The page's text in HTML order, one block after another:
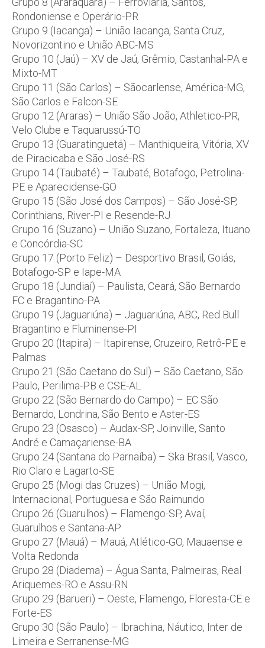
Rondoniense e Operário-PR
Grupo 9 (Iacanga) – União Iacanga, Santa Cruz,
Novorizontino e União ABC-MS
Grupo 10 (Jaú) – XV de Jaú, Grêmio, Castanhal-PA e
Mixto-MT
Grupo 11 (São Carlos) – Sãocarlense, América-MG,
São Carlos e Falcon-SE
Grupo 12 (Araras) – União São João, Athletico-PR,
Velo Clube e Taquarussú-TO
Grupo 13 (Guaratinguetá) – Manthiqueira, Vitória, XV
de Piracicaba e São José-RS
Grupo 14 (Taubaté) – Taubaté, Botafogo, Petrolina-
PE e Aparecidense-GO
Grupo 15 (São José dos Campos) – São José-SP,
Corinthians, River-PI e Resende-RJ
Grupo 16 (Suzano) – União Suzano, Fortaleza, Ituano
e Concórdia-SC
Grupo 17 (Porto Feliz) – Desportivo Brasil, Goiás,
Botafogo-SP e Iape-MA
Grupo 18 (Jundiaí) – Paulista, Ceará, São Bernardo
FC e Bragantino-PA
Grupo 19 (Jaguariúna) – Jaguariúna, ABC, Red Bull
Bragantino e Fluminense-PI
Grupo 20 (Itapira) – Itapirense, Cruzeiro, Retrô-PE e
Palmas
Grupo 21 (São Caetano do Sul) – São Caetano, São
Paulo, Perilima-PB e CSE-AL
Grupo 22 (São Bernardo do Campo) – EC São
Bernardo, Londrina, São Bento e Aster-ES
Grupo 23 (Osasco) – Audax-SP, Joinville, Santo
André e Camaçariense-BA
Grupo 24 (Santana do Parnaíba) – Ska Brasil, Vasco,
Rio Claro e Lagarto-SE
Grupo 25 (Mogi das Cruzes) – União Mogi,
Internacional, Portuguesa e São Raimundo
Grupo 26 (Guarulhos) – Flamengo-SP, Avaí,
Guarulhos e Santana-AP
Grupo 27 (Mauá) – Mauá, Atlético-GO, Mauaense e
Volta Redonda
Grupo 28 (Diadema) – Água Santa, Palmeiras, Real
Ariquemes-RO e Assu-RN
Grupo 29 (Barueri) – Oeste, Flamengo, Floresta-CE e
Forte-ES
Grupo 30 (São Paulo) – Ibrachina, Náutico, Inter de
Limeira e Serranense-MG